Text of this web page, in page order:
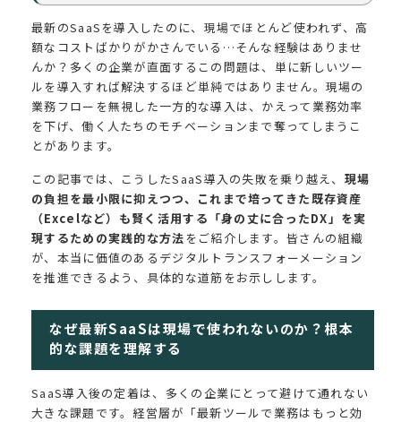
最新のSaaSを導入したのに、現場でほとんど使われず、高
額なコストばかりがかさんでいる…そんな経験はありませ
んか？多くの企業が直面するこの問題は、単に新しいツー
ルを導入すれば解決するほど単純ではありません。現場の
業務フローを無視した一方的な導入は、かえって業務効率
を下げ、働く人たちのモチベーションまで奪ってしまうこ
とがあります。
この記事では、こうしたSaaS導入の失敗を乗り越え、 現場
の負担を最小限に抑えつつ、これまで培ってきた既存資産
（Excelなど）も賢く活用する「身の丈に合ったDX」を実
現するための実践的な方法 をご紹介します。皆さんの組織
が、本当に価値のあるデジタルトランスフォーメーション
を推進できるよう、具体的な道筋をお示しします。
なぜ最新SaaSは現場で使われないのか？根本
的な課題を理解する
SaaS導入後の定着は、多くの企業にとって避けて通れない
大きな課題です。経営層が「最新ツールで業務はもっと効